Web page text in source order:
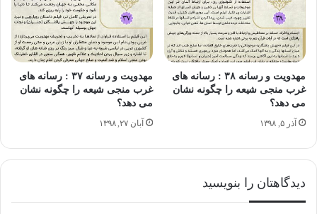
مهدویت و رسانه ۳۸ : رسانه های
غرب منجی شیعه را چگونه نشان
می دهد؟
آذر ۵, ۱۳۹۸
مهدویت و رسانه ۳۷ : رسانه های
غرب منجی شیعه را چگونه نشان
می دهد؟
آبان ۲۷, ۱۳۹۸
دیدگاهتان را بنویسید